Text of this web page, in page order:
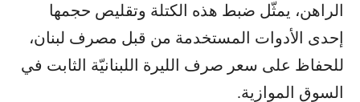
الراهن، يمثّل ضبط هذه الكتلة وتقليص حجمها
إحدى الأدوات المستخدمة من قبل مصرف لبنان،
للحفاظ على سعر صرف الليرة اللبنانيّة الثابت في
السوق الموازية.